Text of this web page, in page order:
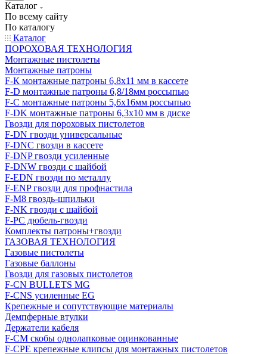
Каталог
По всему сайту
По каталогу
Каталог
ПОРОХОВАЯ ТЕХНОЛОГИЯ
Монтажные пистолеты
Монтажные патроны
F-К монтажные патроны 6,8х11 мм в кассете
F-D монтажные патроны 6,8/18мм россыпью
F-C монтажные патроны 5,6х16мм россыпью
F-DK монтажные патроны 6,3х10 мм в диске
Гвозди для пороховых пистолетов
F-DN гвозди универсальные
F-DNC гвозди в кассете
F-DNP гвозди усиленные
F-DNW гвозди с шайбой
F-EDN гвозди по металлу
F-ENP гвозди для профнастила
F-M8 гвоздь-шпильки
F-NK гвозди с шайбой
F-PC дюбель-гвозди
Комплекты патроны+гвозди
ГАЗОВАЯ ТЕХНОЛОГИЯ
Газовые пистолеты
Газовые баллоны
Гвозди для газовых пистолетов
F-CN BULLETS MG
F-CNS усиленные EG
Крепежные и сопутствующие материалы
Демпферные втулки
Держатели кабеля
F-CM скобы однолапковые оцинкованные
F-CPE крепежные клипсы для монтажных пистолетов